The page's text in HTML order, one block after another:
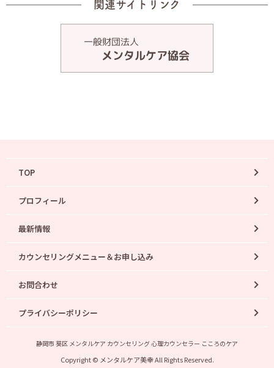
関連サイトリンク
TOP
プロフィール
最新情報
カウンセリングメニュー＆お申し込み
お問合わせ
プライバシーポリシー
静岡市 葵区 メンタルケア カウンセリング 心理カウンセラー こころのケア
Copyright © メンタルケア美幸 All Rights Reserved.